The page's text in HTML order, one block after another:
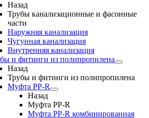
Назад
Трубы канализационные и фасонные
части
Наружняя канализация
Чугунная канализация
Внутренняя канализация
и фитинги из полипропилена
Назад
Трубы и фитинги из полипропилена
Муфта PP-R
Назад
Муфта PP-R
Муфта РР-R комбинированная